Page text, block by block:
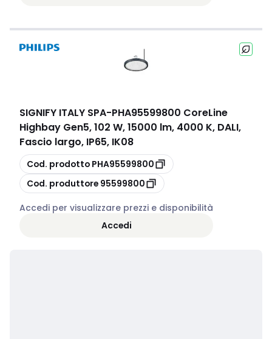
SIGNIFY ITALY SPA-PHA95599800 CoreLine
Highbay Gen5, 102 W, 15000 lm, 4000 K, DALI,
Fascio largo, IP65, IK08
copia
Cod. prodotto PHA95599800
copia
Cod. produttore 95599800
Accedi per visualizzare prezzi e disponibilità
Accedi